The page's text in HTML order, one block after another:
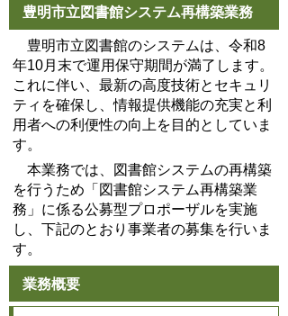
豊明市立図書館システム再構築業務
豊明市立図書館のシステムは、令和8
年10月末で運用保守期間が満了します。
これに伴い、最新の高度技術とセキュリ
ティを確保し、情報提供機能の充実と利
用者への利便性の向上を目的としていま
す。
本業務では、図書館システムの再構築
を行うため「図書館システム再構築業
務」に係る公募型プロポーザルを実施
し、下記のとおり事業者の募集を行いま
す。
業務概要